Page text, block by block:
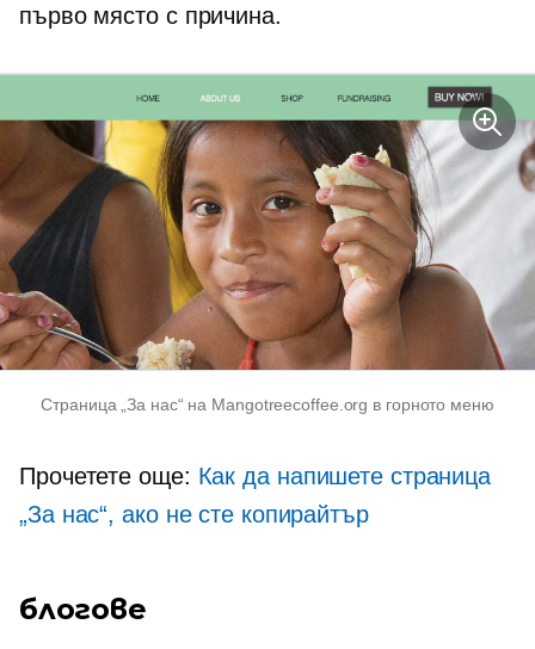
първо място с причина.
Страница „За нас“ на Mangotreecoffee.org в горното меню
Прочетете още: Как да напишете страница
„За нас“, ако не сте копирайтър
блогове